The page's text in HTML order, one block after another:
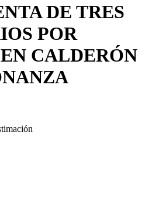
DE TRES
POR
CALDERÓN